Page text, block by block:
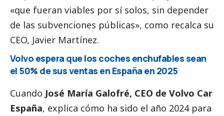
«que fueran viables por sí solos, sin depender
de las subvenciones públicas», como recalca su
CEO, Javier Martínez.
Volvo espera que los coches enchufables sean
el 50% de sus ventas en España en 2025
Cuando José María Galofré, CEO de Volvo Car
España, explica cómo ha sido el año 2024 para